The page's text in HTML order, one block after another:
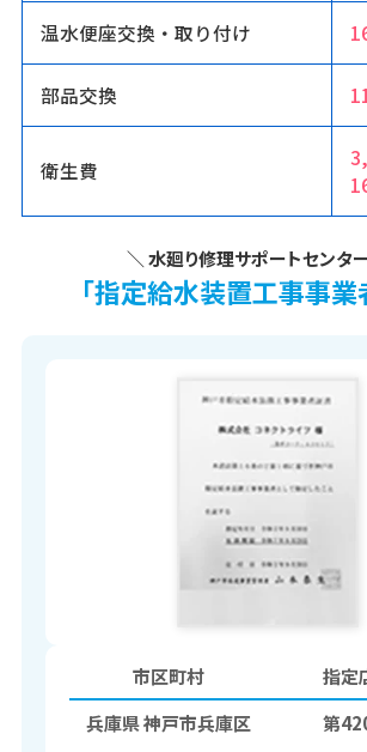
温水便座交換・取り付け
部品交換
衛生費
＼ 水廻り修理サポートセンタ
「指定給水装置工事事業
市区町村
兵庫県 神戸市兵庫区
指定
第